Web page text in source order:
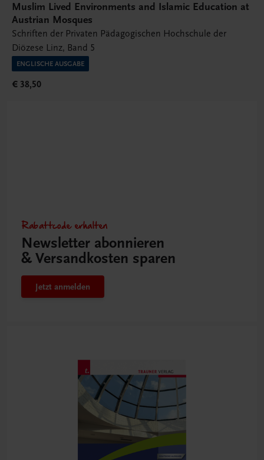
Muslim Lived Environments and Islamic Education at
Austrian Mosques
Schriften der Privaten Pädagogischen Hochschule der
Diözese Linz, Band 5
ENGLISCHE AUSGABE
€ 38,50
Rabattcode erhalten
Newsletter abonnieren
& Versandkosten sparen
Jetzt anmelden